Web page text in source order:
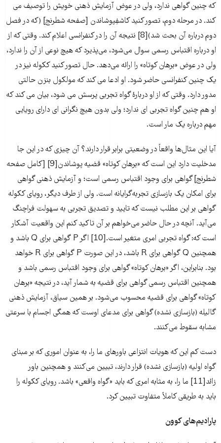
که چنین گواهی ندارد، ولی در عوض آزمایش ذهنی خویش را توصیف می
کند. در مرحله دوم، تصور کنید کاشفِپوشاندن [صفحه شطرنج] (که در فصل
دوم درباره آن بحث شد)[8] نتیجه آن را در کنفرانسی اعلام کند. وقتی که از
او درباره اقتباس رسمی سوال می‌‌‌شود، می‌‌‌پذیرد که هیچ نوعی از آن را ندارد،
ولی در عوض «برهان کوتاه» را ارائه می‌‌‌دهد. حال تصور کنید ککوله نیز در
یک چنین کنفرانسی حاضر شود. او ادعا می کند که مولکول بنزن حالتی
مدور دارد. وقتی که از او دربارۀ گواه تجربی پرسش می شود، بیان می کند که
او هم چنین گواه تجربی ای ندارد؛ ولی بدون هیچ نگرانی ای دارای رویایی
مهم درباره یک مار است.
آیا این مثال‌‌‌ها واقعاً در وضعیتی برابر قرار دارند؟ آن چیزی که در این جا
مدخلیت دارد این است که «برهان کوتاه» قضیه پوشاندن[9] [کامل صفحه
شطرنج] گواهی برای وجود اقتباس رسمی است؛ و آزمایش ذهنی گواهی
برای امکان یک بازسازی تجربه‌‌‌گرایانه است. ولی از طرف دیگر، رویای ککوله
گواهی بر این مطلب نیست که تایید و تصدیق تجربی به سهولت فراچنگ
می‌‌‌آید. آنچه در حال حاضر می‌‌‌خواهم بر آن تاکید کنم این واقعیت آشکار
است که: گواه تجربی امری متغیر است.[10] اگر P گواهی برای Q باشد و
همچنین Q گواهی برای R باشد، در این صورت P گواهی برای R خواهد
بود. بنابراین، اگر «برهان کوتاه» گواهی برای وجود اقتباس رسمی باشد و
همچنین اقتباس رسمی گواهی برای قضیه به شمار آید، در نتیجه «برهان
کوتاه» گواهی برای قضیه محسوب می‌‌‌شود. بر همین سیاق، آزمایش ذهنی
گالیله (بازسازی نشده) گواهی برای مدعای اوست که همگی اجسام با سرعتی
مشابه سقوط می‌‌‌کنند.
دست کم این که هویات انتزاعی باور‌‌‌های ما را، به عنوان اموری که بر مبنای
گواه اولیه (بازسازی نشده) قرار دارند، تبیین می‌‌‌کنند و همچنین باور
زائد[11] ما را، به مثابه امری که باید «گواه واقعی» باشد. رویای ککوله را
باید به طریقی کاملاً متفاوت تبیین کرد.
پارادیم‌‌‌های کوون